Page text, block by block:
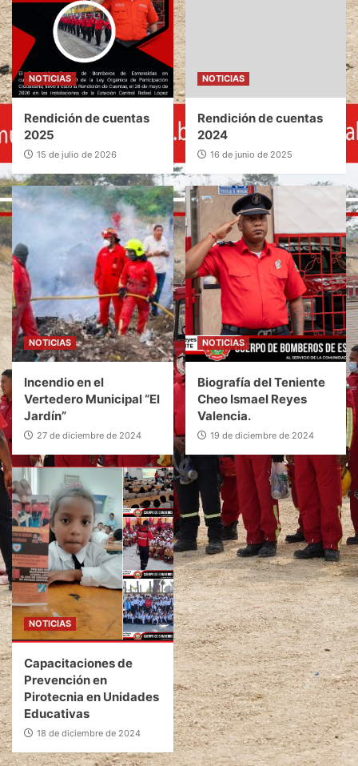
NOTICIAS
Rendición de cuentas
2025
15 de julio de 2026
NOTICIAS
Rendición de cuentas
2024
16 de junio de 2025
NOTICIAS
Incendio en el
Vertedero Municipal “El
Jardín”
27 de diciembre de 2024
NOTICIAS
Biografía del Teniente
Cheo Ismael Reyes
Valencia.
19 de diciembre de 2024
NOTICIAS
Capacitaciones de
Prevención en
Pirotecnia en Unidades
Educativas
18 de diciembre de 2024